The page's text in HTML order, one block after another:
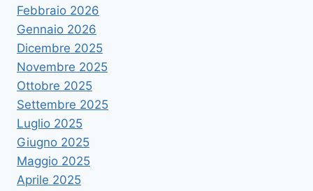
Febbraio 2026
Gennaio 2026
Dicembre 2025
Novembre 2025
Ottobre 2025
Settembre 2025
Luglio 2025
Giugno 2025
Maggio 2025
Aprile 2025